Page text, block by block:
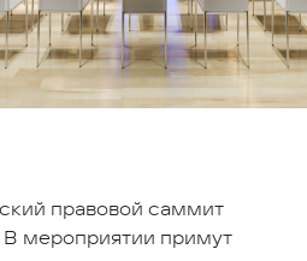
правовой саммит
мероприятии примут